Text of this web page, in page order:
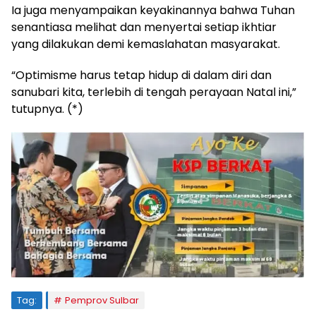
Ia juga menyampaikan keyakinannya bahwa Tuhan
senantiasa melihat dan menyertai setiap ikhtiar
yang dilakukan demi kemaslahatan masyarakat.
“Optimisme harus tetap hidup di dalam diri dan
sanubari kita, terlebih di tengah perayaan Natal ini,”
tutupnya. (*)
Tag: Pemprov Sulbar